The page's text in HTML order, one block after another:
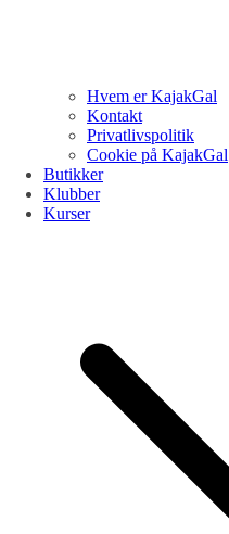
Hvem er KajakGal
Kontakt
Privatlivspolitik
Cookie på KajakGal
Butikker
Klubber
Kurser